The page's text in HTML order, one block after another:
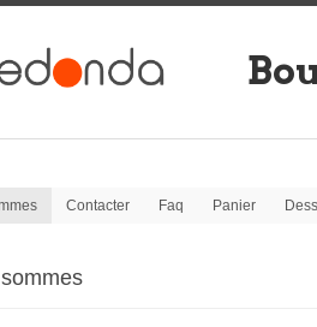
Contacter Faq Panier